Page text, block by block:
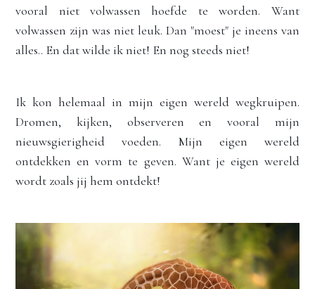
vooral niet volwassen hoefde te worden. Want
volwassen zijn was niet leuk. Dan "moest" je ineens van
alles.. En dat wilde ik niet! En nog steeds niet!
Ik kon helemaal in mijn eigen wereld wegkruipen.
Dromen, kijken, observeren en vooral mijn
nieuwsgierigheid voeden. Mijn eigen wereld
ontdekken en vorm te geven. Want je eigen wereld
wordt zoals jij hem ontdekt!